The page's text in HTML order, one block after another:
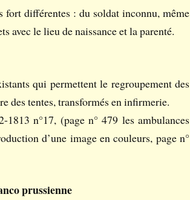
fort différentes : du soldat inconnu, même
avec le lieu de naissance et la parenté.
qui permettent le regroupement des
des tentes, transformés en infirmerie.
1813 n°17, (page n° 479 les ambulances
d’une image en couleurs, page n°
prussienne